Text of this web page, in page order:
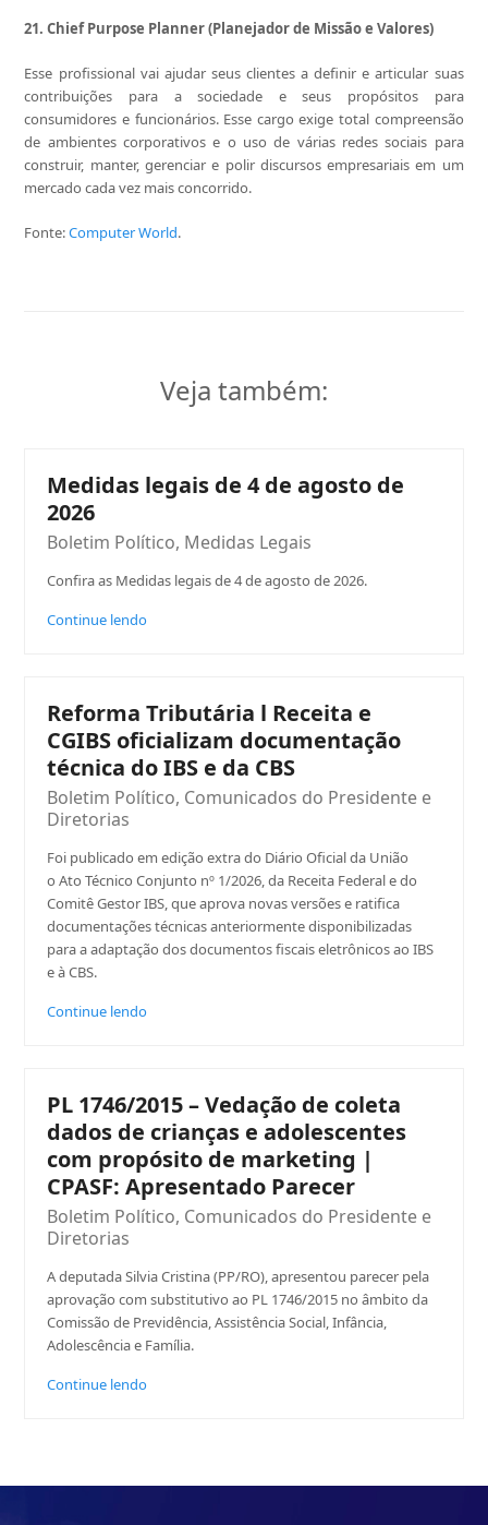
21. Chief Purpose Planner (Planejador de Missão e Valores)
Esse profissional vai ajudar seus clientes a definir e articular suas
contribuições para a sociedade e seus propósitos para
consumidores e funcionários. Esse cargo exige total compreensão
de ambientes corporativos e o uso de várias redes sociais para
construir, manter, gerenciar e polir discursos empresariais em um
mercado cada vez mais concorrido.
Fonte:Computer World.
Veja também:
Medidas legais de 4 de agosto de
2026
Boletim Político, Medidas Legais
Confira as Medidas legais de 4 de agosto de 2026.
Continue lendo
Reforma Tributária l Receita e
CGIBS oficializam documentação
técnica do IBS e da CBS
Boletim Político, Comunicados do Presidente e
Diretorias
Foi publicado em edição extra do Diário Oficial da União
o Ato Técnico Conjunto nº 1/2026, da Receita Federal e do
Comitê Gestor IBS, que aprova novas versões e ratifica
documentações técnicas anteriormente disponibilizadas
para a adaptação dos documentos fiscais eletrônicos ao IBS
e à CBS.
Continue lendo
PL 1746/2015 – Vedação de coleta
dados de crianças e adolescentes
com propósito de marketing |
CPASF: Apresentado Parecer
Boletim Político, Comunicados do Presidente e
Diretorias
A deputada Silvia Cristina (PP/RO), apresentou parecer pela
aprovação com substitutivo ao PL 1746/2015 no âmbito da
Comissão de Previdência, Assistência Social, Infância,
Adolescência e Família.
Continue lendo